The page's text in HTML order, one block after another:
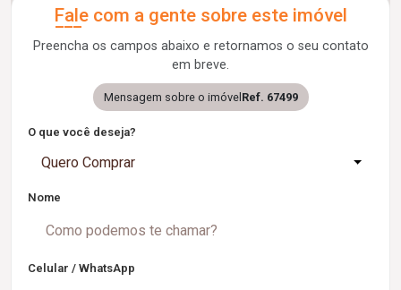
Fale com a gente sobre este imóvel
Preencha os campos abaixo e retornamos o seu contato
em breve.
Mensagem sobre o imóvel Ref. 67499
O que você deseja?
Quero Comprar
Nome
Celular / WhatsApp